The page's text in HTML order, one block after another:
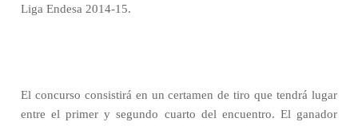
Liga Endesa 2014-15.
El concurso consistirá en un certamen de tiro que tendrá lugar
entre el primer y segundo cuarto del encuentro. El ganador